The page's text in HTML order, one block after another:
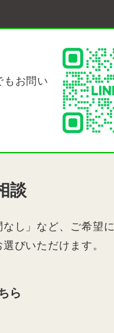
お問い
談
なし」など、ご希望に
びいただけます。
ら